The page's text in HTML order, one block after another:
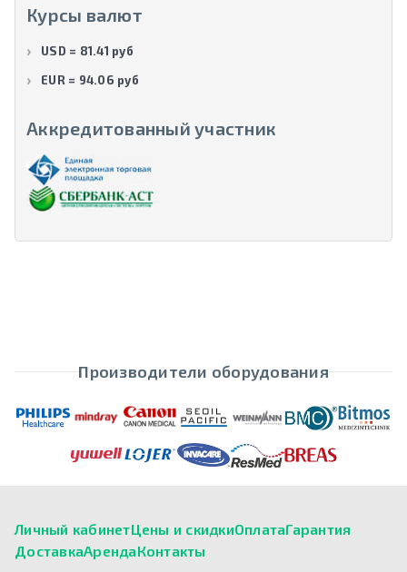
Курсы валют
USD = 81.41 руб
EUR = 94.06 руб
Аккредитованный участник
Производители оборудования
Личный кабинетЦены и скидкиОплатаГарантия
ДоставкаАрендаКонтакты